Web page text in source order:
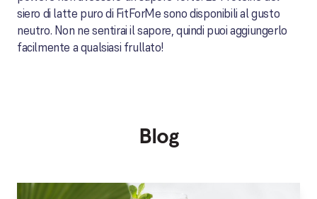
siero di latte puro di FitForMe sono disponibili al gusto
neutro. Non ne sentirai il sapore, quindi puoi aggiungerlo
facilmente a qualsiasi frullato!
Blog